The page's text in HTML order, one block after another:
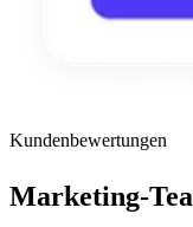
Kundenbewertungen
Marketing-